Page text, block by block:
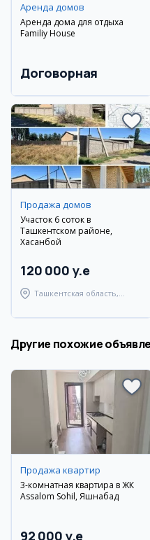
Аренда домов
Аренда дома для отдыха
Familiy House
Договорная
Продажа домов
Участок 6 соток в
Ташкентском районе,
Хасанбой
120 000 y.e
Ташкентская область,
Другие похожие
Продажа квартир
3-комнатная квартира в ЖК
Assalom Sohil, Яшнабад
92 000 y.e